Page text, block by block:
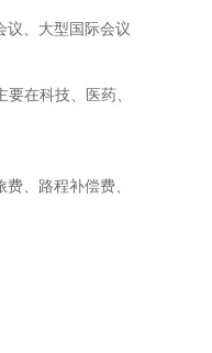
议、大型国际会议
在科技、医药、
、路程补偿费、